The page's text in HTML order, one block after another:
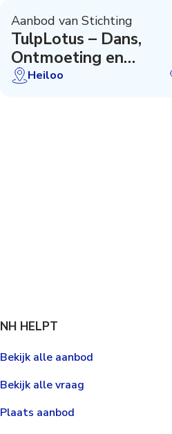
Aanbod van Stichting
TulpLotus – Dans,
Ontmoeting en
Herinnering
Heiloo
NH HELPT
Bekijk alle aanbod
Bekijk alle vraag
Plaats aanbod